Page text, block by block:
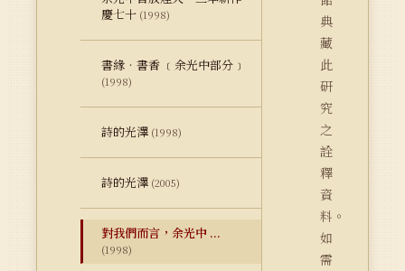
慶七十 (1998)
書緣‧書香 ﹝余光中部分﹞
(1998)
詩的光澤 (1998)
詩的光澤 (2005)
對我們而言，余光中 ...
(1998)
典
藏
此
研
究
之
詮
釋
資
料。
如
需